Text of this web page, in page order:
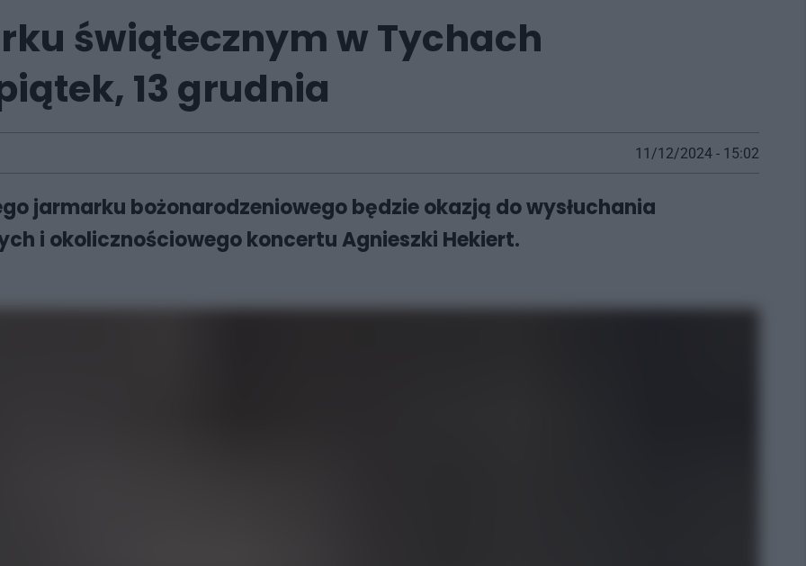
świątecznym w Tychach
13 grudnia
11/12/2024 - 15:02
jarmarku bożonarodzeniowego będzie okazją do wysłuchania
i okolicznościowego koncertu Agnieszki Hekiert.